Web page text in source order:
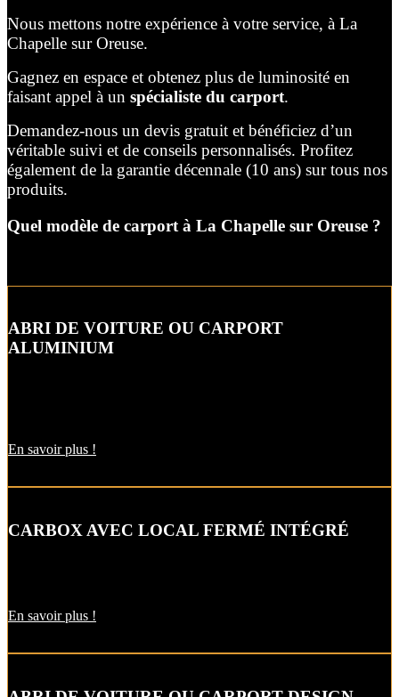
Nous mettons notre expérience à votre service, à La
Chapelle sur Oreuse.
Gagnez en espace et obtenez plus de luminosité en
faisant appel à un spécialiste du carport.
Demandez-nous un devis gratuit et bénéficiez d’un
véritable suivi et de conseils personnalisés. Profitez
également de la garantie décennale (10 ans) sur tous nos
produits.
Quel modèle de carport à La Chapelle sur Oreuse ?
ABRI DE VOITURE OU CARPORT
ALUMINIUM
En savoir plus !
CARBOX AVEC LOCAL FERMÉ INTÉGRÉ
En savoir plus !